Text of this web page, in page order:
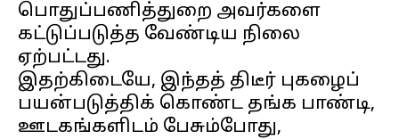
பொதுப்பணித்துறை அவர்களை
கட்டுப்படுத்த வேண்டிய நிலை
ஏற்பட்டது.
இதற்கிடையே, இந்தத் திடீர் புகழைப்
பயன்படுத்திக் கொண்ட தங்க பாண்டி,
ஊடகங்களிடம் பேசும்போது,